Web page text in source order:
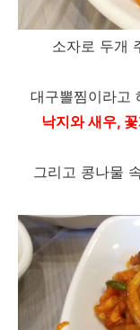
소자로 두개
대구뽈찜이라고
낙지와 새우,
그리고 콩나물